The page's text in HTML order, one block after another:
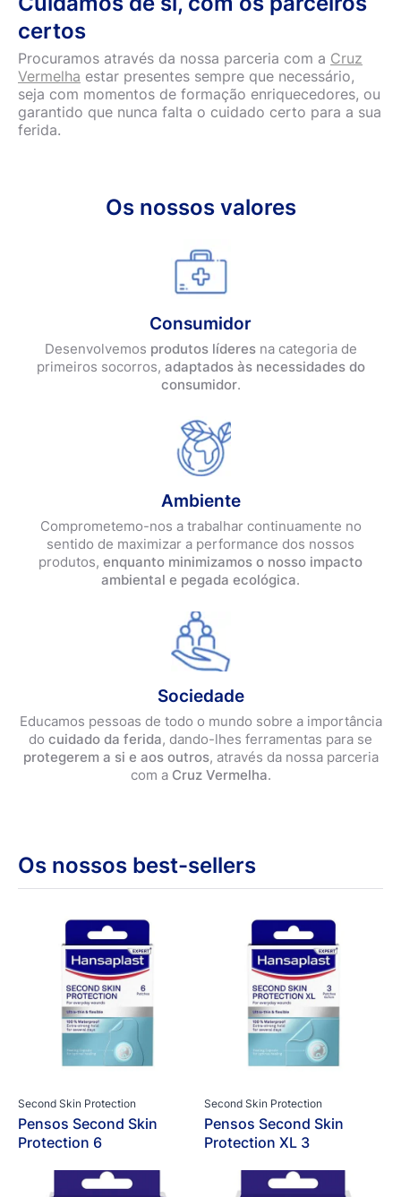
certos
Procuramos através da nossa parceria com a Cruz
Vermelha estar presentes sempre que necessário,
seja com momentos de formação enriquecedores, ou
garantido que nunca falta o cuidado certo para a sua
ferida.
Os nossos valores
Consumidor
Desenvolvemos produtos líderesna categoria de
primeiros socorros, adaptados às necessidades do
consumidor.
Ambiente
Comprometemo-nos a trabalhar continuamente no
sentido de maximizar a performance dos nossos
produtos, enquanto minimizamos o nosso impacto
ambiental e pegada ecológica.
Sociedade
Educamos pessoas de todo o mundo sobre a importância
do cuidado da ferida, dando-lhes ferramentas para se
protegerem a si e aos outros, através da nossa parceria
com a Cruz Vermelha.
Os nossos best-sellers
Second Skin Protection
Pensos Second Skin
Protection 6
Second Skin Protection
Pensos Second Skin
Protection XL 3